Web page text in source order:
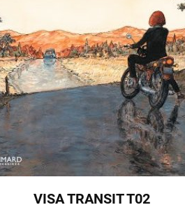
VISA TRANSIT T02